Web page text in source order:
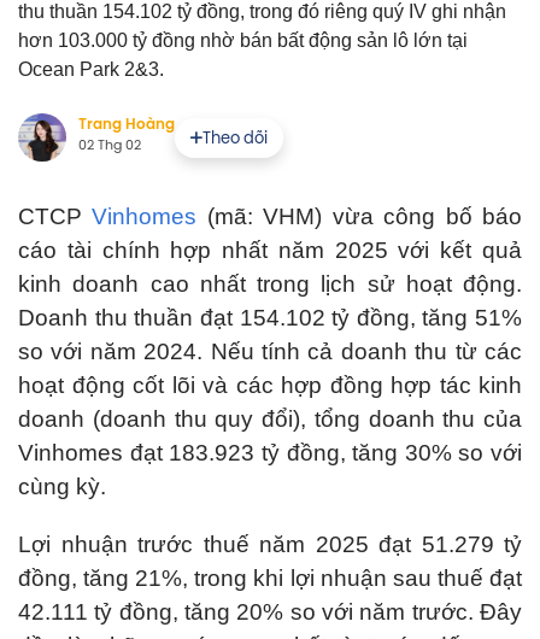
thu thuần 154.102 tỷ đồng, trong đó riêng quý IV ghi nhận
hơn 103.000 tỷ đồng nhờ bán bất động sản lô lớn tại
Ocean Park 2&3.
Trang Hoàng
02 Thg 02 Theo dõi
CTCPVinhomes (mã: VHM) vừa công bố báo
cáo tài chính hợp nhất năm 2025 với kết quả
kinh doanh cao nhất trong lịch sử hoạt động.
Doanh thu thuần đạt 154.102 tỷ đồng, tăng 51%
so với năm 2024. Nếu tính cả doanh thu từ các
hoạt động cốt lõi và các hợp đồng hợp tác kinh
doanh (doanh thu quy đổi), tổng doanh thu của
Vinhomes đạt 183.923 tỷ đồng, tăng 30% so với
cùng kỳ.
Lợi nhuận trước thuế năm 2025 đạt 51.279 tỷ
đồng, tăng 21%, trong khi lợi nhuận sau thuế đạt
42.111 tỷ đồng, tăng 20% so với năm trước. Đây